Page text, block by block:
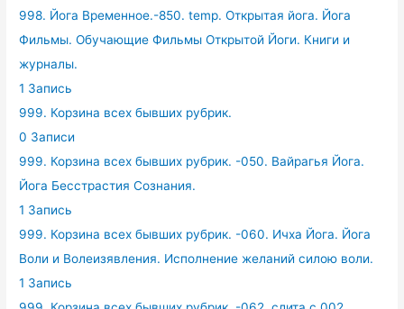
998. Йога Временное.-850. temp. Открытая йога. Йога
Фильмы. Обучающие Фильмы Открытой Йоги. Книги и
журналы.
1 Запись
999. Корзина всех бывших рубрик.
0 Записи
999. Корзина всех бывших рубрик. -050. Вайрагья Йога.
Йога Бесстрастия Сознания.
1 Запись
999. Корзина всех бывших рубрик. -060. Ичха Йога. Йога
Воли и Волеизявления. Исполнение желаний силою воли.
1 Запись